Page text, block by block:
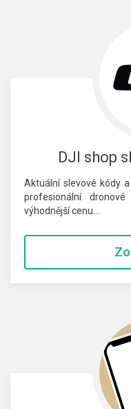
DJI shop
Aktuální slevové kódy
profesionální
výhodnější cenu.…